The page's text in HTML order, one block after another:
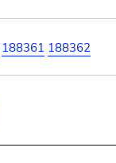
188361 188362